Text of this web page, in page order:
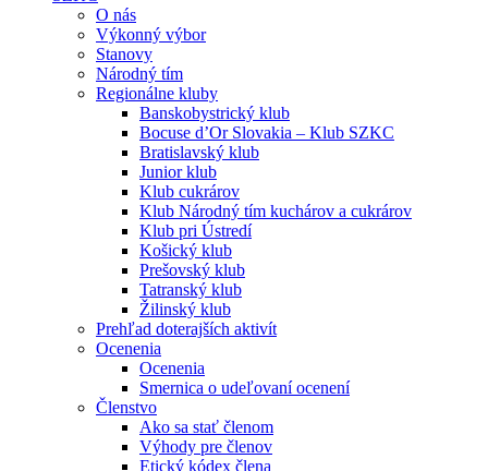
O nás
Výkonný výbor
Stanovy
Národný tím
Regionálne kluby
Banskobystrický klub
Bocuse d’Or Slovakia – Klub SZKC
Bratislavský klub
Junior klub
Klub cukrárov
Klub Národný tím kuchárov a cukrárov
Klub pri Ústredí
Košický klub
Prešovský klub
Tatranský klub
Žilinský klub
Prehľad doterajších aktivít
Ocenenia
Ocenenia
Smernica o udeľovaní ocenení
Členstvo
Ako sa stať členom
Výhody pre členov
Etický kódex člena